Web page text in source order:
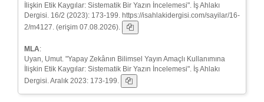
İlişkin Etik Kaygılar: Sistematik Bir Yazın İncelemesi". İş Ahlakı
Dergisi. 16/2 (2023): 173-199. https://isahlakidergisi.com/sayilar/16-
2/m4127. (erişim 07.08.2026).
MLA:
Uyan, Umut. "Yapay Zekânın Bilimsel Yayın Amaçlı Kullanımına
İlişkin Etik Kaygılar: Sistematik Bir Yazın İncelemesi". İş Ahlakı
Dergisi. Aralık 2023: 173-199.